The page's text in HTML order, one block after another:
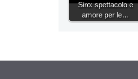
Siro: spettacolo e
amore per le…